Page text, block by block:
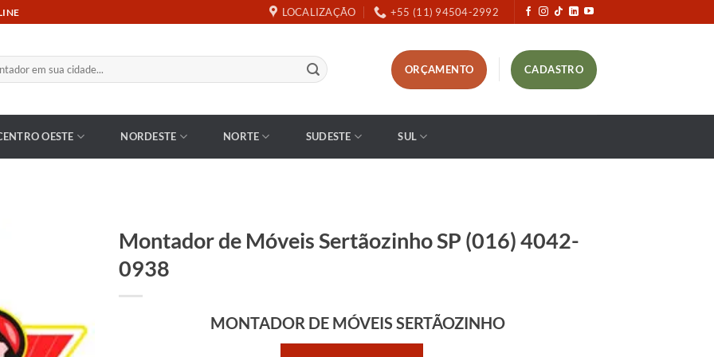
LOCALIZAÇÃO +55 (11) 94504-2992
ORÇAMENTO CADASTRO
OESTE NORDESTE NORTE SUDESTE SUL
Montador de Móveis Sertãozinho SP (016) 4042-
0938
MONTADOR DE MÓVEIS SERTÃOZINHO